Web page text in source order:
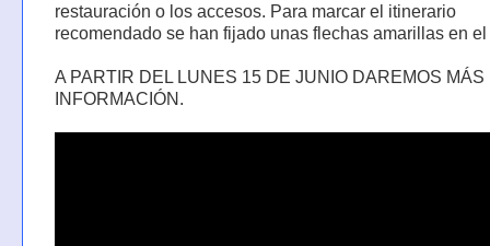
restauración o los accesos. Para marcar el itinerario
recomendado se han fijado unas flechas amarillas en
A PARTIR DEL LUNES 15 DE JUNIO DAREMOS MÁS
INFORMACIÓN.